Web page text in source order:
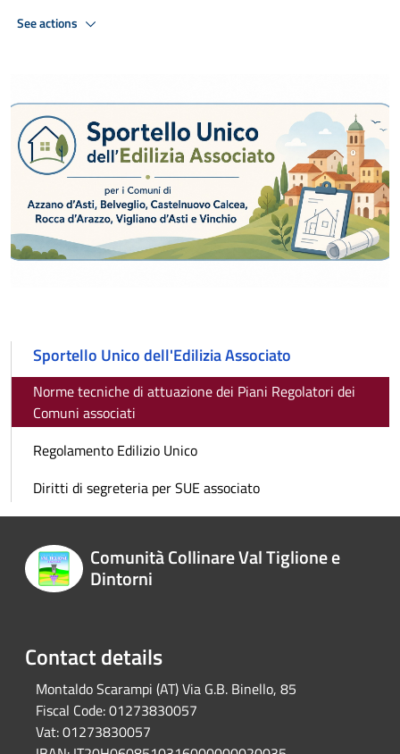
See actions
Sportello Unico dell'Edilizia Associato
Norme tecniche di attuazione dei Piani Regolatori dei
Comuni associati
Regolamento Edilizio Unico
Diritti di segreteria per SUE associato
Comunità Collinare Val Tiglione e
Dintorni
Contact details
Montaldo Scarampi (AT) Via G.B. Binello, 85
Fiscal Code:01273830057
Vat:01273830057